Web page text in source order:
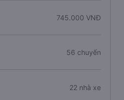
745.000 VNĐ
56 chuyến
22 nhà xe